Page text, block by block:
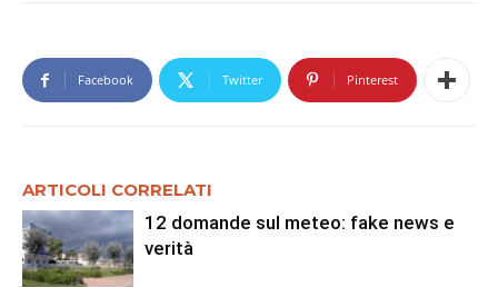
Facebook Twitter Pinterest
ARTICOLI CORRELATI
12 domande sul meteo: fake news e
verità